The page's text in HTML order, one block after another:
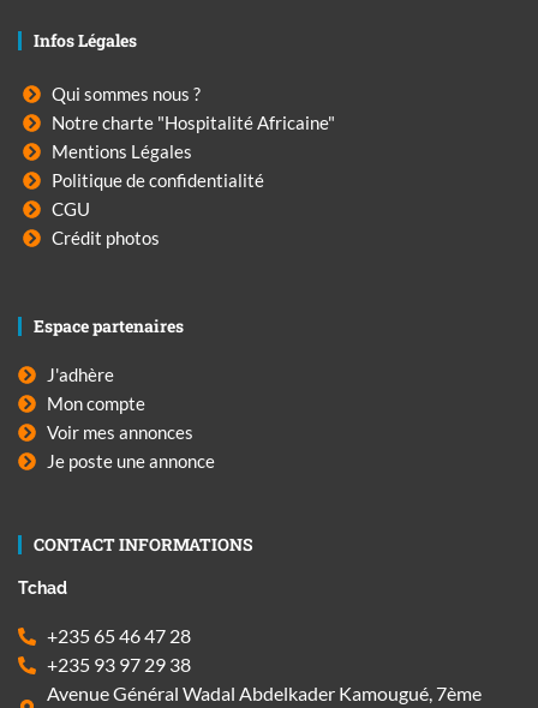
Infos Légales
Qui sommes nous ?
Notre charte "Hospitalité Africaine"
Mentions Légales
Politique de confidentialité
CGU
Crédit photos
Espace partenaires
J'adhère
Mon compte
Voir mes annonces
Je poste une annonce
CONTACT INFORMATIONS
Tchad
+235 65 46 47 28
+235 93 97 29 38
Avenue Général Wadal Abdelkader Kamougué, 7ème